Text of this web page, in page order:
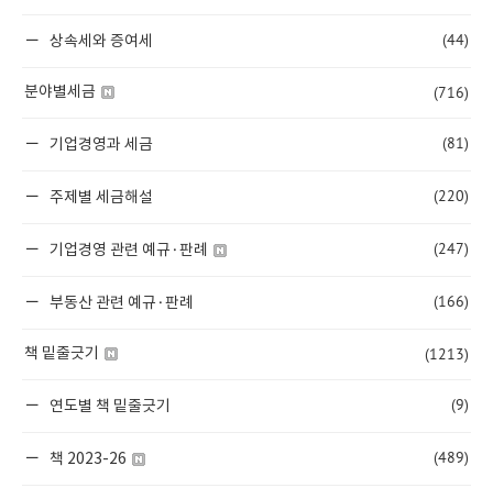
상속세와 증여세 (44)
분야별세금 (716)
기업경영과 세금 (81)
주제별 세금해설 (220)
기업경영 관련 예규·판례 (247)
부동산 관련 예규·판례 (166)
책 밑줄긋기 (1213)
연도별 책 밑줄긋기 (9)
책 2023-26 (489)